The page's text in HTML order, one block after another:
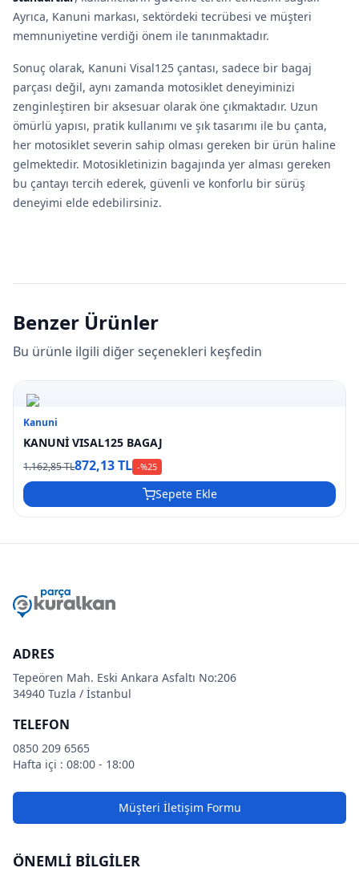
Ayrıca, Kanuni markası, sektördeki tecrübesi ve müşteri
memnuniyetine verdiği önem ile tanınmaktadır.
Sonuç olarak, Kanuni Visal125 çantası, sadece bir bagaj
parçası değil, aynı zamanda motosiklet deneyiminizi
zenginleştiren bir aksesuar olarak öne çıkmaktadır. Uzun
ömürlü yapısı, pratik kullanımı ve şık tasarımı ile bu çanta,
her motosiklet severin sahip olması gereken bir ürün haline
gelmektedir. Motosikletinizin bagajında yer alması gereken
bu çantayı tercih ederek, güvenli ve konforlu bir sürüş
deneyimi elde edebilirsiniz.
Benzer Ürünler
Bu ürünle ilgili diğer seçenekleri keşfedin
Kanuni
KANUNİ VISAL125 BAGAJ
1.162,85 TL872,13 TL -%25
Sepete Ekle
ADRES
Tepeören Mah. Eski Ankara Asfaltı No:206
34940 Tuzla / İstanbul
TELEFON
0850 209 6565
Hafta içi : 08:00 - 18:00
Müşteri İletişim Formu
ÖNEMLİ BİLGİLER